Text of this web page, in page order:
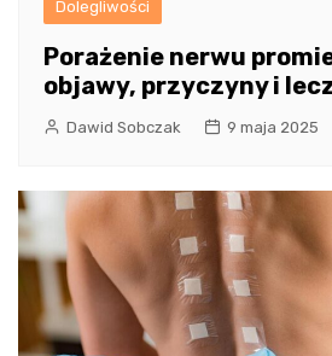
Dolegliwości
Porażenie nerwu
objawy, przyczyny i
Dawid Sobczak 9 maja 2025